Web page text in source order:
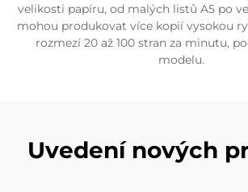
velikosti papíru, od malých listů A5 po
mohou produkovat více kopií vysokou
rozmezí 20 až 100 stran za minutu,
modelu.
Uvedení nových